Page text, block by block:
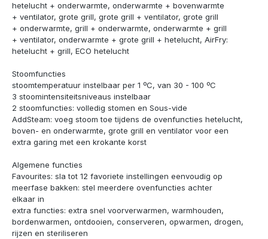
hetelucht + onderwarmte, onderwarmte + bovenwarmte
+ ventilator, grote grill, grote grill + ventilator, grote grill
+ onderwarmte, grill + onderwarmte, onderwarmte + grill
+ ventilator, onderwarmte + grote grill + hetelucht, AirFry:
hetelucht + grill, ECO hetelucht
Stoomfuncties
stoomtemperatuur instelbaar per 1 ºC, van 30 - 100 ºC
3 stoomintensiteitsniveaus instelbaar
2 stoomfuncties: volledig stomen en Sous-vide
AddSteam: voeg stoom toe tijdens de ovenfuncties hetelucht,
boven- en onderwarmte, grote grill en ventilator voor een
extra garing met een krokante korst
Algemene functies
Favourites: sla tot 12 favoriete instellingen eenvoudig op
meerfase bakken: stel meerdere ovenfuncties achter
elkaar in
extra functies: extra snel voorverwarmen, warmhouden,
bordenwarmen, ontdooien, conserveren, opwarmen, drogen,
rijzen en steriliseren